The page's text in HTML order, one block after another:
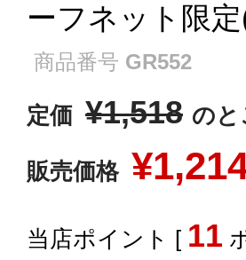
ーフネット限
商品番号 GR552
定価 ¥1,518 のと
販売価格 ¥
[ 11